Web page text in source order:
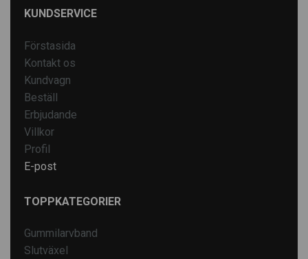
KUNDSERVICE
Förstasida
Kontakt os
Kundvagn
Beställ
Erbjudande
Villkor
Profil
E-post
TOPPKATEGORIER
Gummilarvband
Slutväxel